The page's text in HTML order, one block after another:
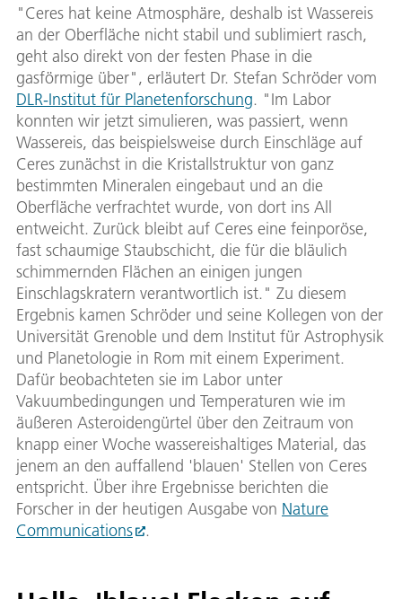
"Ceres hat keine Atmosphäre, deshalb ist Wassereis
an der Oberfläche nicht stabil und sublimiert rasch,
geht also direkt von der festen Phase in die
gasförmige über", erläutert Dr. Stefan Schröder vom
DLR-Institut für Planetenforschung. "Im Labor
konnten wir jetzt simulieren, was passiert, wenn
Wassereis, das beispielsweise durch Einschläge auf
Ceres zunächst in die Kristallstruktur von ganz
bestimmten Mineralen eingebaut und an die
Oberfläche verfrachtet wurde, von dort ins All
entweicht. Zurück bleibt auf Ceres eine feinporöse,
fast schaumige Staubschicht, die für die bläulich
schimmernden Flächen an einigen jungen
Einschlagskratern verantwortlich ist." Zu diesem
Ergebnis kamen Schröder und seine Kollegen von der
Universität Grenoble und dem Institut für Astrophysik
und Planetologie in Rom mit einem Experiment.
Dafür beobachteten sie im Labor unter
Vakuumbedingungen und Temperaturen wie im
äußeren Asteroidengürtel über den Zeitraum von
knapp einer Woche wassereishaltiges Material, das
jenem an den auffallend 'blauen' Stellen von Ceres
entspricht. Über ihre Ergebnisse berichten die
Forscher in der heutigen Ausgabe von Nature
Communications
.